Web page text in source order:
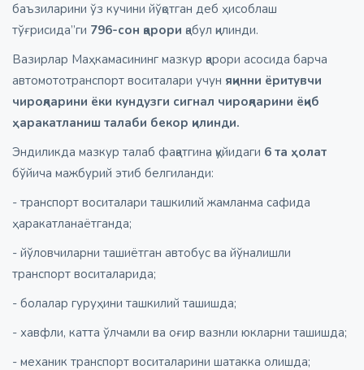
баъзиларини ўз кучини йўқотган деб ҳисоблаш
тўғрисида”ги 796-сон қарори қабул қилинди.
Вазирлар Маҳкамасининг мазкур қарори асосида барча
автомототранспорт воситалари учун яқинни ёритувчи
чироқларини ёки кундузги сигнал чироқларини ёқиб
ҳаракатланиш талаби бекор қилинди.
Эндиликда мазкур талаб фақатгина қуйидаги 6 та ҳолат
бўйича мажбурий этиб белгиланди:
- транспорт воситалари ташкилий жамланма сафида
ҳаракатланаётганда;
- йўловчиларни ташиётган автобус ва йўналишли
транспорт воситаларида;
- болалар гуруҳини ташкилий ташишда;
- хавфли, катта ўлчамли ва оғир вазнли юкларни ташишда;
- механик транспорт воситаларини шатакка олишда;